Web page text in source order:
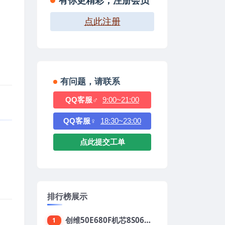
点此注册
有问题，请联系
QQ客服♂ 9:00~21:00
QQ客服♀ 18:30~23:00
点此提交工单
排行榜展示
1 创维50E680F机芯8S06强制升级刷机包